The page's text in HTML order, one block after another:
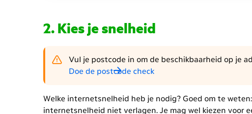
Kies je snelheid
Vul je postcode in om de beschikbaarheid op je
Doe de postcode check
Welke internetsnelheid heb je nodig? Goed om te
internetsnelheid niet verlagen. Je mag wel kiezen voor